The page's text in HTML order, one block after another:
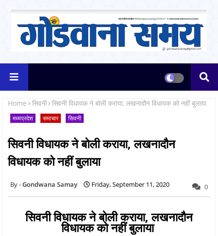
Home सिवनी सिवनी विधायक ने बोली कराया, लखनादौन विधायक को नहीं बुलाया
मध्यप्रदेश समाचार सिवनी
सिवनी विधायक ने बोली कराया, लखनादौन
विधायक को नहीं बुलाया
Gondwana Samay Friday, September 11, 2020 0
सिवनी विधायक ने बोली कराया, लखनादौन
विधायक को नहीं बुलाया